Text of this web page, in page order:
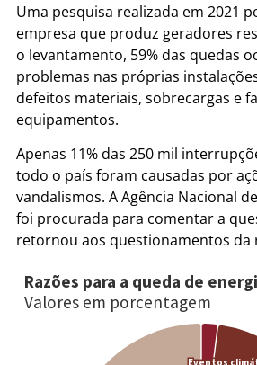
Uma pesquisa realizada em 2021
empresa que produz geradores
o levantamento, 59% das quedas
problemas nas próprias
defeitos materiais, sobrecargas e
equipamentos.
Apenas 11% das 250 mil
todo o país foram causadas por
vandalismos. A Agência Nacional
foi procurada para comentar a
retornou aos questionamentos da